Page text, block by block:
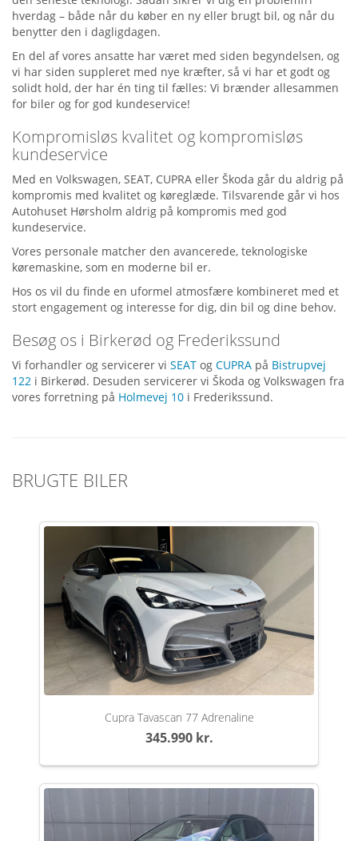
hverdag – både når du køber en ny eller brugt bil, og når du
benytter den i dagligdagen.
En del af vores ansatte har været med siden begyndelsen, og
vi har siden suppleret med nye kræfter, så vi har et godt og
solidt hold, der har én ting til fælles: Vi brænder allesammen
for biler og for god kundeservice!
Kompromisløs kvalitet og kompromisløs
kundeservice
Med en Volkswagen, SEAT, CUPRA eller Škoda går du aldrig på
kompromis med kvalitet og køreglæde. Tilsvarende går vi hos
Autohuset Hørsholm aldrig på kompromis med god
kundeservice.
Vores personale matcher den avancerede, teknologiske
køremaskine, som en moderne bil er.
Hos os vil du finde en uformel atmosfære kombineret med et
stort engagement og interesse for dig, din bil og dine behov.
Besøg os i Birkerød og Frederikssund
Vi forhandler og servicerer vi SEAT og CUPRA på Bistrupvej
122 i Birkerød. Desuden servicerer vi Škoda og Volkswagen fra
vores forretning på Holmevej 10 i Frederikssund.
BRUGTE BILER
Cupra Tavascan 77 Adrenaline
345.990 kr.